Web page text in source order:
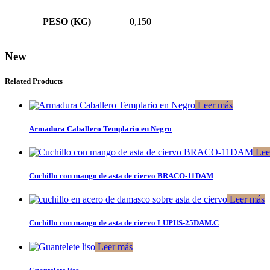
PESO (KG) 0,150
New
Related Products
Leer más
Armadura Caballero Templario en Negro
Cuchillo con mango de asta de ciervo BRACO-11DAM
Leer más
Cuchillo con mango de asta de ciervo LUPUS-25DAM.C
Leer más